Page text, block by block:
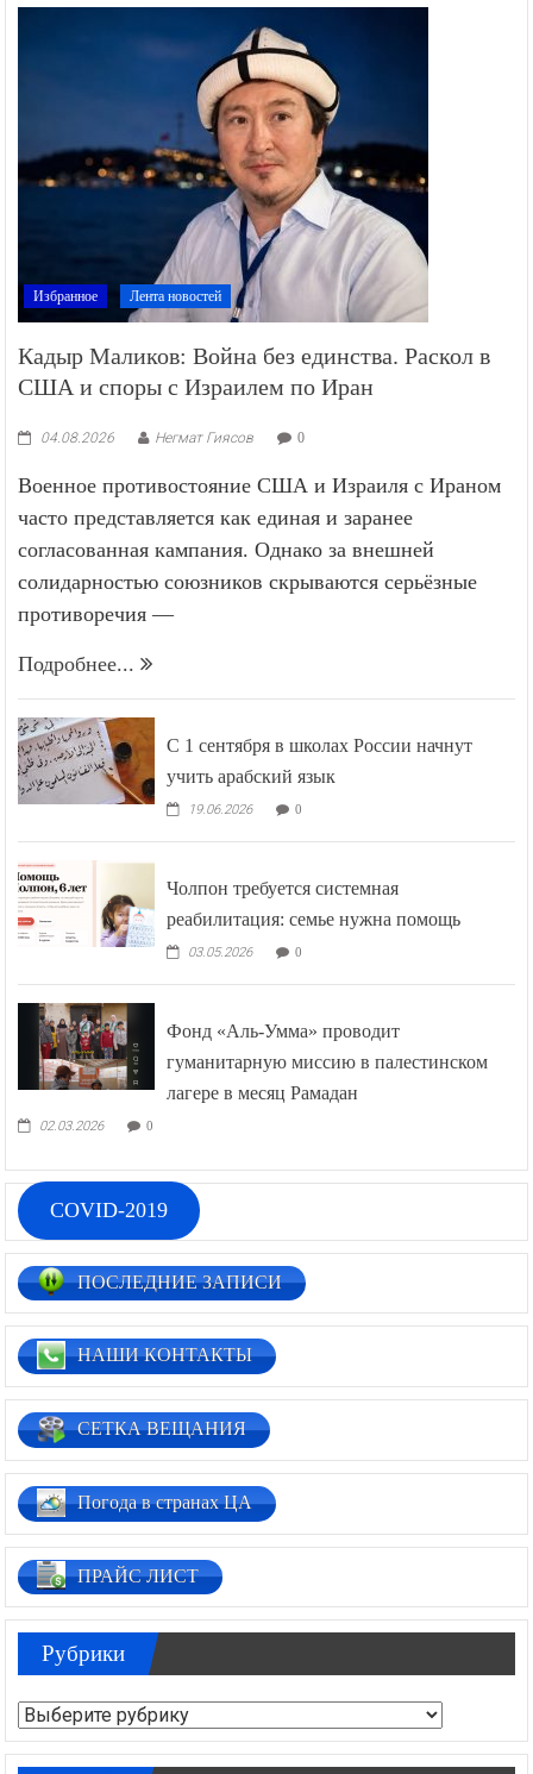
Избранное Лента новостей
Кадыр Маликов: Война без единства. Раскол в
США и споры с Израилем по Иран
04.08.2026 Негмат Гиясов 0
Военное противостояние США и Израиля с Ираном
часто представляется как единая и заранее
согласованная кампания. Однако за внешней
солидарностью союзников скрываются серьёзные
противоречия —
Подробнее...
С 1 сентября в школах России начнут
учить арабский язык
19.06.2026 0
Чолпон требуется системная
реабилитация: семье нужна помощь
03.05.2026 0
Фонд «Аль-Умма» проводит
гуманитарную миссию в палестинском
лагере в месяц Рамадан
02.03.2026 0
COVID-2019
ПОСЛЕДНИЕ ЗАПИСИ
НАШИ КОНТАКТЫ
СЕТКА ВЕЩАНИЯ
Погода в странах ЦА
ПРАЙС ЛИСТ
Рубрики
Рубрики